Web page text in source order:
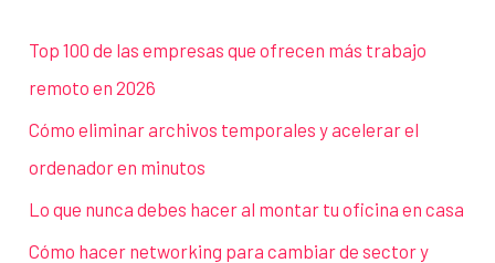
Top 100 de las empresas que ofrecen más trabajo
remoto en 2026
Cómo eliminar archivos temporales y acelerar el
ordenador en minutos
Lo que nunca debes hacer al montar tu oficina en casa
Cómo hacer networking para cambiar de sector y